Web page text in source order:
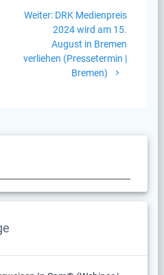
Weiter: Nächster
Beitrag:
DRK Medienpreis
2024 wird am 15.
August in Bremen
verliehen (Pressetermin |
Bremen)